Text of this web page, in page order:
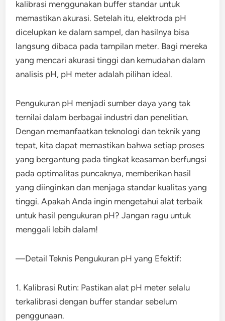
kalibrasi menggunakan buffer standar untuk
memastikan akurasi. Setelah itu, elektroda pH
dicelupkan ke dalam sampel, dan hasilnya bisa
langsung dibaca pada tampilan meter. Bagi mereka
yang mencari akurasi tinggi dan kemudahan dalam
analisis pH, pH meter adalah pilihan ideal.
Pengukuran pH menjadi sumber daya yang tak
ternilai dalam berbagai industri dan penelitian.
Dengan memanfaatkan teknologi dan teknik yang
tepat, kita dapat memastikan bahwa setiap proses
yang bergantung pada tingkat keasaman berfungsi
pada optimalitas puncaknya, memberikan hasil
yang diinginkan dan menjaga standar kualitas yang
tinggi. Apakah Anda ingin mengetahui alat terbaik
untuk hasil pengukuran pH? Jangan ragu untuk
menggali lebih dalam!
—Detail Teknis Pengukuran pH yang Efektif:
1. Kalibrasi Rutin: Pastikan alat pH meter selalu
terkalibrasi dengan buffer standar sebelum
penggunaan.